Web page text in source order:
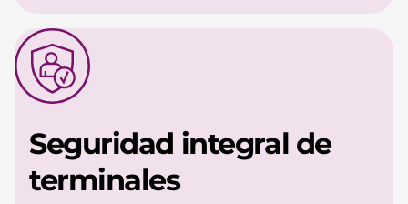
Seguridad integral de
terminales